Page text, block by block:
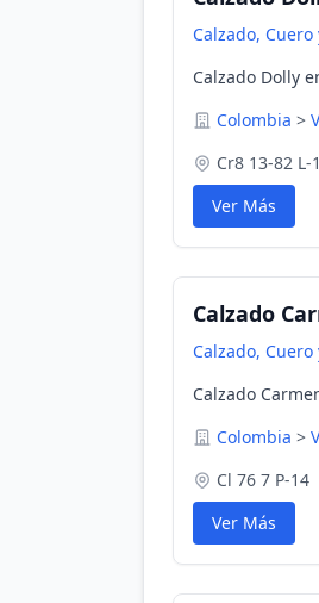
Calzado,
Calzado Dolly
Colombia >
Cr8 13-82 L-
Ver Más
Calzado
Calzado,
Calzado
Colombia >
Cl 76 7 P-14
Ver Más